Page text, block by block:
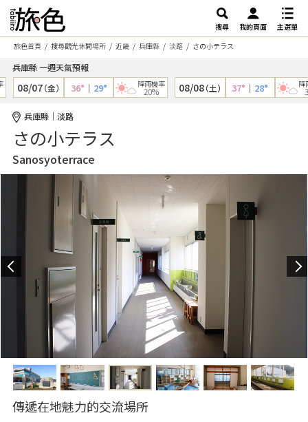
搜尋 我的頁面
主選單
旅色首頁
搜尋觀光休閒場所 近畿 兵庫縣 淡路 さの小テラス
兵庫縣 一週天氣預報
08/07（金） 36°｜29° 降雨機率
20% 08/08（土） 37°｜28° 降雨
30%
兵庫縣｜淡路
さの小テラス
Sanosyoterrace
傳遞在地魅力的交流場所